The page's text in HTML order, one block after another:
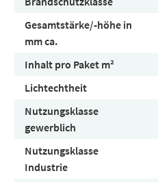
Gesamtstärke/-höhe in
mm ca.
Inhalt pro Paket m²
Lichtechtheit
Nutzungsklasse
gewerblich
Nutzungsklasse
Industrie